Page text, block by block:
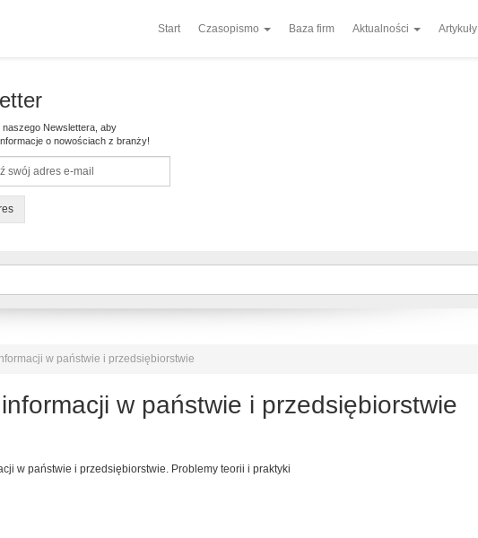
Start Czasopismo Baza firm Aktualności Artykuły
Newslettera, aby
o nowościach z branży!
w państwie i przedsiębiorstwie
w państwie i przedsiębiorstwie
w państwie i przedsiębiorstwie. Problemy teorii i praktyki